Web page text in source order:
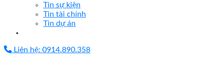
Tin sự kiện
Tin tài chính
Tin dự án
Liên hệ: 0914.890.358